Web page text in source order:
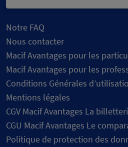
Notre FAQ
Nous contacter
Macif Avantages pour les
Macif Avantages pour les
Conditions Générales
Mentions légales
CGV Macif Avantages La
CGU Macif Avantages Le
Politique de protection des